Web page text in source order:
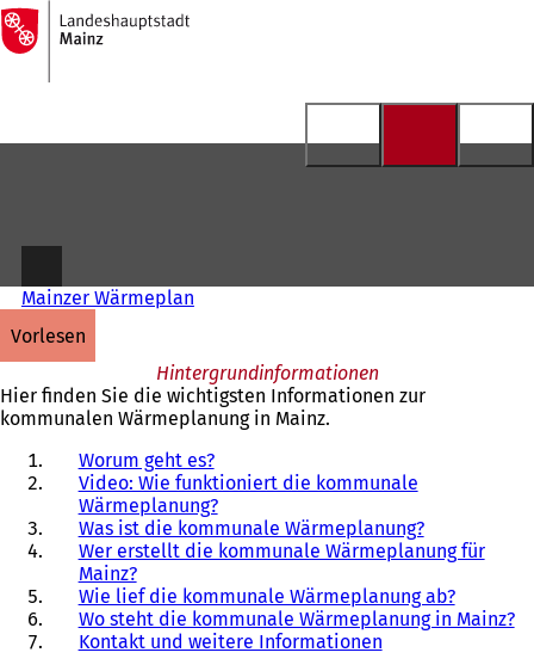
Inhalt anspringen
Zur
Startseite
Mainzer Wärmeplan
vorlesen
Hintergrundinformationen
Hier finden Sie die wichtigsten Informationen zur
kommunalen Wärmeplanung in Mainz.
Worum geht es?
Video: Wie funktioniert die kommunale
Wärmeplanung?
Was ist die kommunale Wärmeplanung?
Wer erstellt die kommunale Wärmeplanung für
Mainz?
Wie lief die kommunale Wärmeplanung ab?
Wo steht die kommunale Wärmeplanung in Mainz?
Kontakt und weitere Informationen